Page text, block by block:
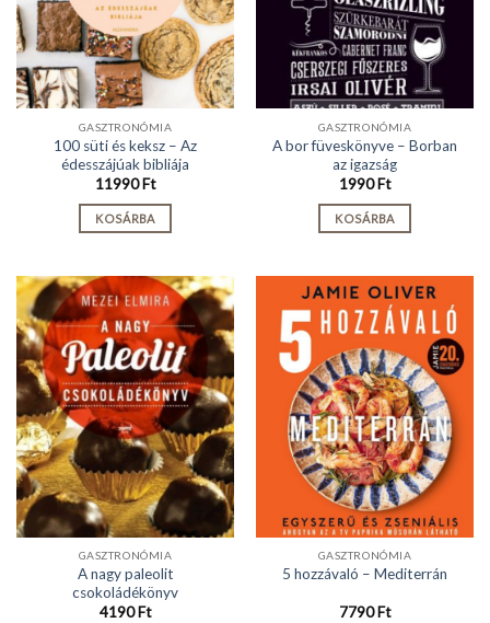
GASZTRONÓMIA
100 süti és keksz – Az
édesszájúak bibliája
11990Ft
KOSÁRBA
GASZTRONÓMIA
A bor füveskönyve – Borban
az igazság
1990Ft
KOSÁRBA
GASZTRONÓMIA
A nagy paleolit
csokoládékönyv
4190Ft
GASZTRONÓMIA
5 hozzávaló – Mediterrán
7790Ft